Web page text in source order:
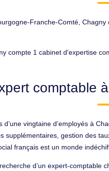
Franche-Comté,
compte 1 cabinet d'expertise
comptable
vingtaine d’employés à
supplémentaires, gestion des
français est un monde
d’un expert-comptable